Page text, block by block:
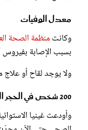
معدل الوفيات
وكانتمنظمة الصحة
بسبب الإصابة بفيروس
ولا يوجد لقاح أو
200 شخص في الحجر الصحي